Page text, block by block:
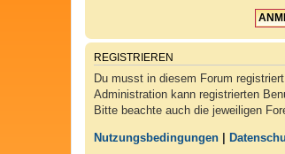
REGISTRIEREN
Du musst in diesem Forum
Administration kann registrierten
Bitte beachte auch die jeweiligen
Nutzungsbedingungen